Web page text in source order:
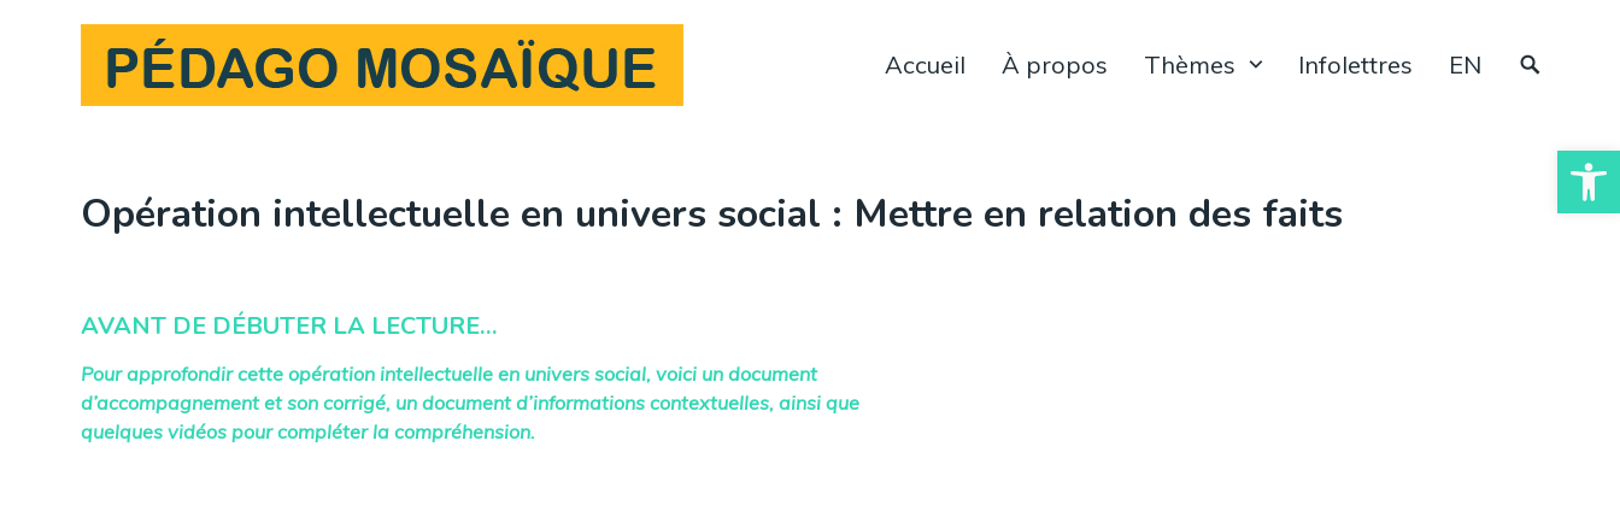
Ouvrir
Accueil À propos Thèmes Infolettres EN
Opération intellectuelle en univers social : Mettre en relation des faits
AVANT DE DÉBUTER LA LECTURE…
Pour approfondir cette opération intellectuelle en univers social, voici un document
d’accompagnement et son corrigé, un document d’informations contextuelles, ainsi que
quelques vidéos pour compléter la compréhension.